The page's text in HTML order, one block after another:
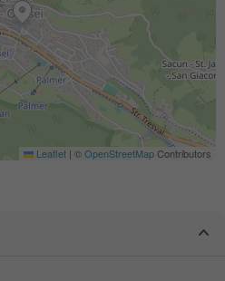
Leaflet | ©OpenStreetMapContributors